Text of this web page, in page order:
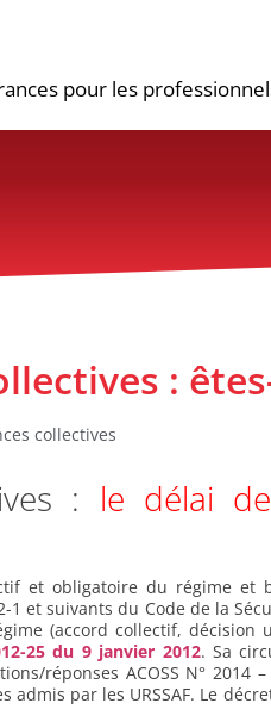
pour les
:
collectives
: le délai
et obligatoire du régime et
1 et suivants du Code de la
(accord collectif,
25 du 9 janvier 2012. Sa
réponses ACOSS N°
admis par les URSSAF. Le